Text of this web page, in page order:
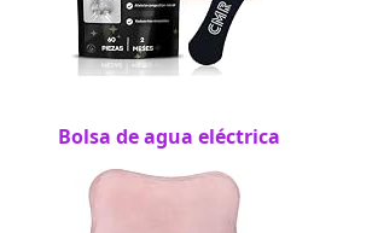
Bolsa de agua eléctrica